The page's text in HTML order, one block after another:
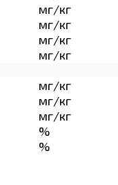
мг/кг
мг/кг
мг/кг
мг/кг
мг/кг
мг/кг
мг/кг
%
%